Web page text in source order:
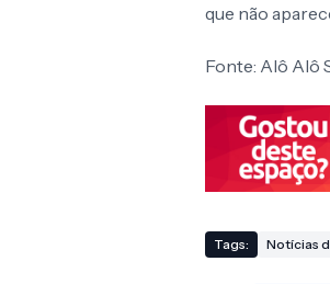
que não
Fonte: Alô Alô
Tags: Notícias